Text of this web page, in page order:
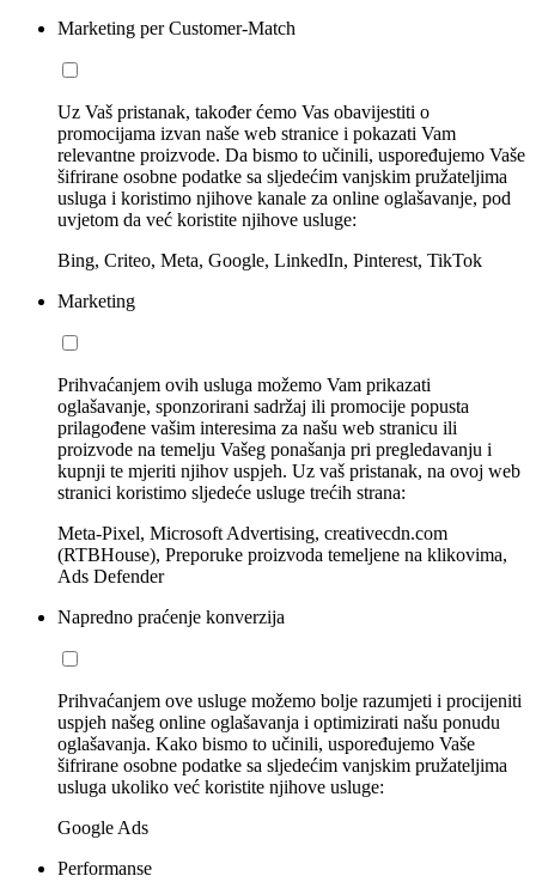
Marketing per Customer-Match
Uz Vaš pristanak, također ćemo Vas obavijestiti o
promocijama izvan naše web stranice i pokazati Vam
relevantne proizvode. Da bismo to učinili, uspoređujemo Vaše
šifrirane osobne podatke sa sljedećim vanjskim pružateljima
usluga i koristimo njihove kanale za online oglašavanje, pod
uvjetom da već koristite njihove usluge:
Bing, Criteo, Meta, Google, LinkedIn, Pinterest, TikTok
Marketing
Prihvaćanjem ovih usluga možemo Vam prikazati
oglašavanje, sponzorirani sadržaj ili promocije popusta
prilagođene vašim interesima za našu web stranicu ili
proizvode na temelju Vašeg ponašanja pri pregledavanju i
kupnji te mjeriti njihov uspjeh. Uz vaš pristanak, na ovoj web
stranici koristimo sljedeće usluge trećih strana:
Meta-Pixel, Microsoft Advertising, creativecdn.com
(RTBHouse), Preporuke proizvoda temeljene na klikovima,
Ads Defender
Napredno praćenje konverzija
Prihvaćanjem ove usluge možemo bolje razumjeti i procijeniti
uspjeh našeg online oglašavanja i optimizirati našu ponudu
oglašavanja. Kako bismo to učinili, uspoređujemo Vaše
šifrirane osobne podatke sa sljedećim vanjskim pružateljima
usluga ukoliko već koristite njihove usluge:
Google Ads
Performanse